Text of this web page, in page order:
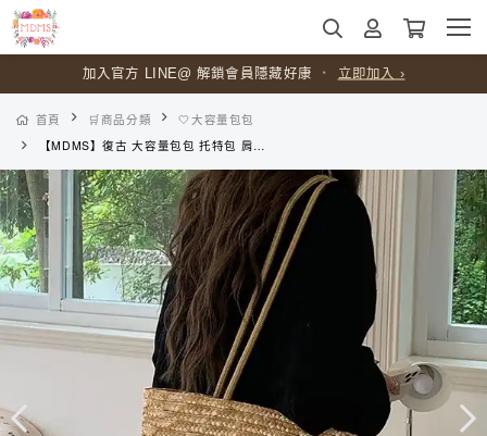
加入官方 LINE@ 解鎖會員隱藏好康 ・ 立即加入 ›
首頁 🛒商品分類
🤍大容量包包
【MDMS】復古 大容量包包 托特包 肩背包 編織包 草編包 單肩包 包包 包包女 側背包 沙灘 度假 B060